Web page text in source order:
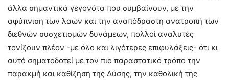
άλλα σημαντικά γεγονότα που συμβαίνουν, με την
αφύπνιση των λαών και την αναπόδραστη ανατροπή των
διεθνών συσχετισμών δυνάμεων, πολλοί αναλυτές
τονίζουν πλέον -με όλο και λιγότερες επιφυλάξεις- ότι κι
αυτό σηματοδοτεί με τον πιο παραστατικό τρόπο την
παρακμή και καθίζηση της Δύσης, την καθολική της